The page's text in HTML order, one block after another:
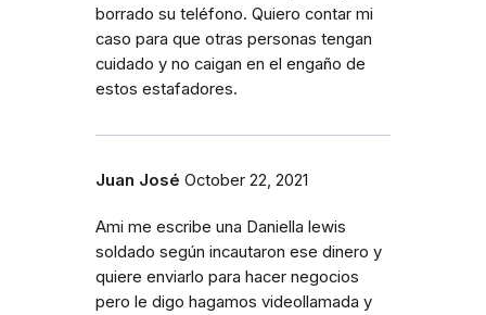
borrado su teléfono. Quiero contar mi
caso para que otras personas tengan
cuidado y no caigan en el engaño de
estos estafadores.
Juan José October 22, 2021
Ami me escribe una Daniella lewis
soldado según incautaron ese dinero y
quiere enviarlo para hacer negocios
pero le digo hagamos videollamada y